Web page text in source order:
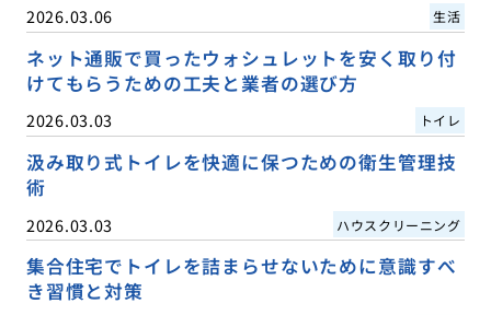
2026.03.06 生活
ネット通販で買ったウォシュレットを安く取り付
けてもらうための工夫と業者の選び方
2026.03.03 トイレ
汲み取り式トイレを快適に保つための衛生管理技
術
2026.03.03 ハウスクリーニング
集合住宅でトイレを詰まらせないために意識すべ
き習慣と対策